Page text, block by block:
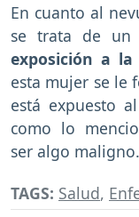
En cuanto al
se trata de un
exposición a
esta mujer se le
está expuesto
como lo
ser algo maligno.
TAGS: Salud,